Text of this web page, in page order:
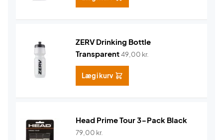
ZERV Drinking Bottle
Transparent49,00 kr.
Læg i kurv
Head Prime Tour 3-Pack Black
79,00 kr.